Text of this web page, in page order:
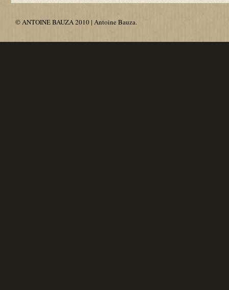
© ANTOINE BAUZA 2010 | Antoine Bauza.